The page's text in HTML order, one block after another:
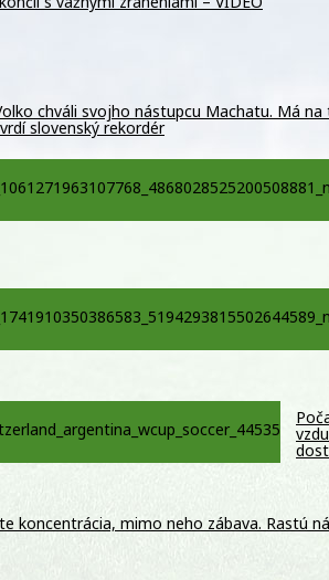
chváli svojho nástupcu Machatu. Má
slovenský rekordér
koncentrácia, mimo neho zábava. Rastú